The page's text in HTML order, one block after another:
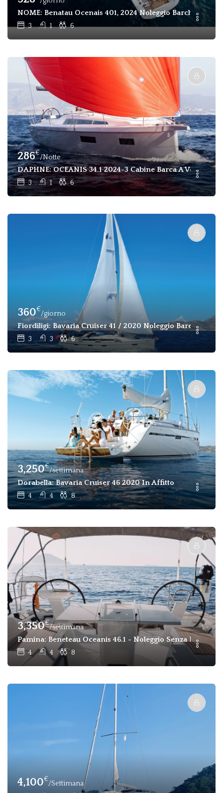
NOME: Benatau Ocenais 401, 2024 Noleggio Barche A Vela
3 1 6
286€
/Notte
DAPHNE: OCEANIS 34.1 2024-3 Cabine Barca A Vela In
3 1 6
360€
/giorno
Fiordiligi: Bavaria Cruiser 41 / 2020 Noleggio Barebot
3 3 6
3,250€
/settimana
Dorabella: Bavaria Cruiser 46 2020 In Affitto
4 4 8
3,350€
/settimana
Pamina: Beneteau Oceanis 46.1 - Noleggio Senza
4 4 8
4,100€
/Settimana